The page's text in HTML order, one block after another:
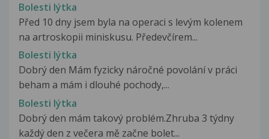
Bolesti lýtka
Před 10 dny jsem byla na operaci s levým kolenem
na artroskopii miniskusu. Předevčírem...
Bolesti lýtka
Dobrý den Mám fyzicky náročné povolání v práci
beham a mám i dlouhé pochody,...
Bolesti lýtka
Dobrý den mám takový problém.Zhruba 3 týdny
každý den z večera mě začne bolet...